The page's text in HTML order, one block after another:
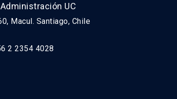
UC
Macul. Santiago, Chile
2 2354 4028